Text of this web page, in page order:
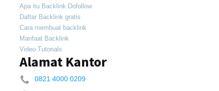
Apa itu Backlink Dofollow
Daftar Backlink gratis
Cara membuat backlink
Manfaat Backlink
Video Tutorials
Alamat Kantor
0821 4000 0209